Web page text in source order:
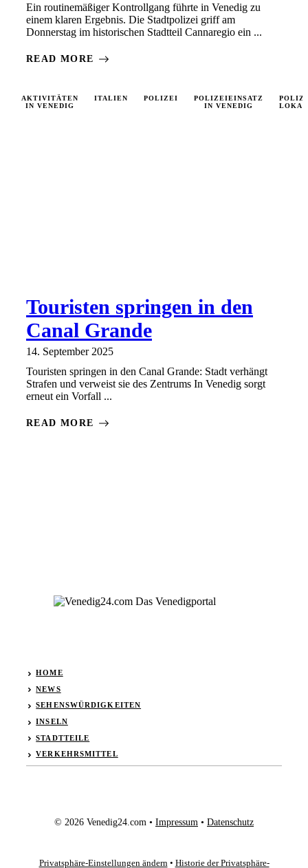
Ein routinemäßiger Kontrollgang führte in Venedig zu
einem klaren Ergebnis. Die Stadtpolizei griff am
Donnerstag im historischen Stadtteil Cannaregio ein ...
READ MORE
AKTIVITÄTEN
IN VENEDIG
ITALIEN POLIZEI
POLIZEIEINSATZ
IN VENEDIG
Touristen springen in den
Canal Grande
14. September 2025
Touristen springen in den Canal Grande: Stadt verhängt
Strafen und verweist sie des Zentrums In Venedig sorgt
erneut ein Vorfall ...
READ MORE
HOME
NEWS
SEHENSWÜRDIGKEITEN
INSELN
STADTTEILE
VERKEHRSMITTEL
© 2026 Venedig24.com • Impressum • Datenschutz
Privatsphäre-Einstellungen ändern • Historie der Privatsphäre-